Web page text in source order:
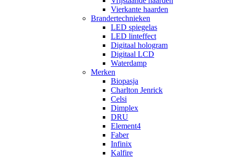
Vierkante haarden
Brandertechnieken
LED spiegelas
LED linteffect
Digitaal hologram
Digitaal LCD
Waterdamp
Merken
Biopasja
Charlton Jenrick
Celsi
Dimplex
DRU
Element4
Faber
Infinix
Kalfire